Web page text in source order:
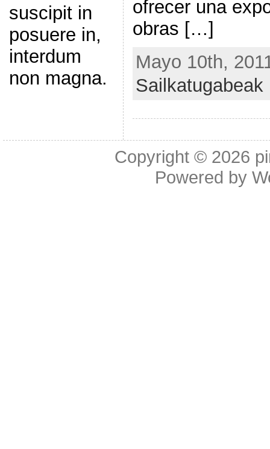
suscipit in
posuere in,
interdum
non magna.
ofrecer una
obras […]
Mayo 10th,
Sailkatugabeak
Copyright © 2026
Powered by